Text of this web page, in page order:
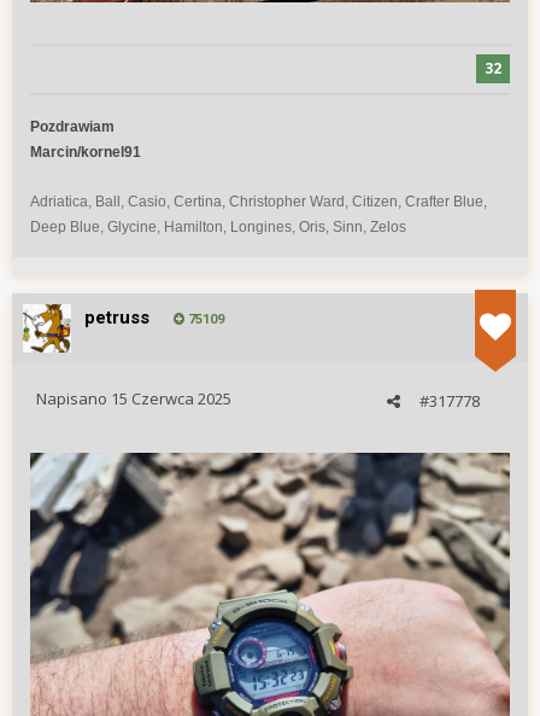
32
Pozdrawiam
Marcin/kornel91
Adriatica, Ball, Casio, Certina, Christopher Ward, Citizen, Crafter Blue,
Deep Blue, Glycine, Hamilton, Longines, Oris, Sinn, Zelos
petruss 75109
#317778
Napisano 15 Czerwca 2025